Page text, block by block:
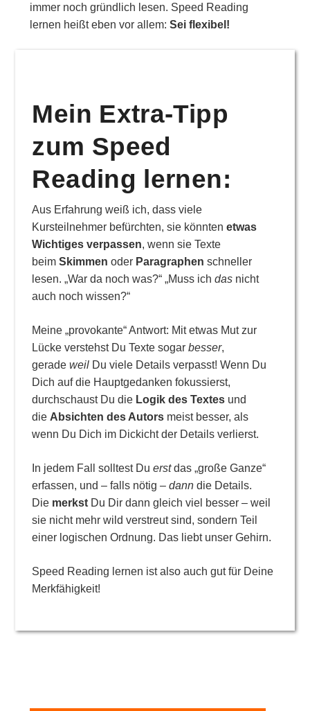
immer noch gründlich lesen. Speed Reading
lernen heißt eben vor allem: Sei flexibel!
Mein Extra-Tipp
zum Speed
Reading lernen:
Aus Erfahrung weiß ich, dass viele
Kursteilnehmer befürchten, sie könntenetwas
Wichtiges verpassen, wenn sie Texte
beimSkimmen oder Paragraphen schneller
lesen. „War da noch was?“ „Muss ichdas nicht
auch noch wissen?“
Meine „provokante“ Antwort: Mit etwas Mut zur
Lücke verstehst Du Texte sogarbesser,
geradeweil Du viele Details verpasst! Wenn Du
Dich auf die Hauptgedanken fokussierst,
durchschaust Du die Logik des Textes und
die Absichten des Autors meist besser, als
wenn Du Dich im Dickicht der Details verlierst.
In jedem Fall solltest Duerstdas „große Ganze“
erfassen, und – falls nötig –dann die Details.
Die merkst Du Dir dann gleich viel besser – weil
sie nicht mehr wild verstreut sind, sondern Teil
einer logischen Ordnung. Das liebt unser Gehirn.
Speed Reading lernen ist also auch gut für Deine
Merkfähigkeit!